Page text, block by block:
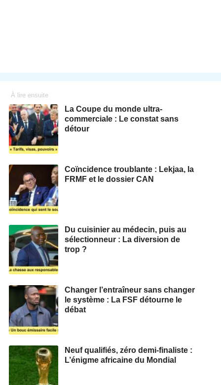
À lire ensuite
La Coupe du monde ultra-
commerciale : Le constat sans
détour
Coïncidence troublante : Lekjaa, la
FRMF et le dossier CAN
Du cuisinier au médecin, puis au
sélectionneur : La diversion de
trop ?
Changer l’entraîneur sans changer
le système : La FSF détourne le
débat
Neuf qualifiés, zéro demi‑finaliste :
L’énigme africaine du Mondial